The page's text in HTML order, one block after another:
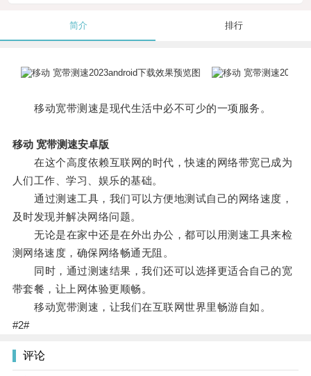
简介 排行
移动宽带测速是现代生活中必不可少的一项服务。
移动 宽带测速安卓版
在这个高度依赖互联网的时代，快速的网络带宽已成为
人们工作、学习、娱乐的基础。
通过测速工具，我们可以方便地测试自己的网络速度，
及时发现并解决网络问题。
无论是在家中还是在外出办公，都可以用测速工具来检
测网络速度，确保网络畅通无阻。
同时，通过测速结果，我们还可以选择更适合自己的宽
带套餐，让上网体验更顺畅。
移动宽带测速，让我们在互联网世界里畅游自如。
#2#
评论